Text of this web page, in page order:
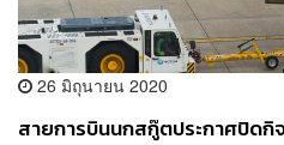
26 มิถุนายน 2020
สายการบินนกสกู๊ตประกาศปิดกิ